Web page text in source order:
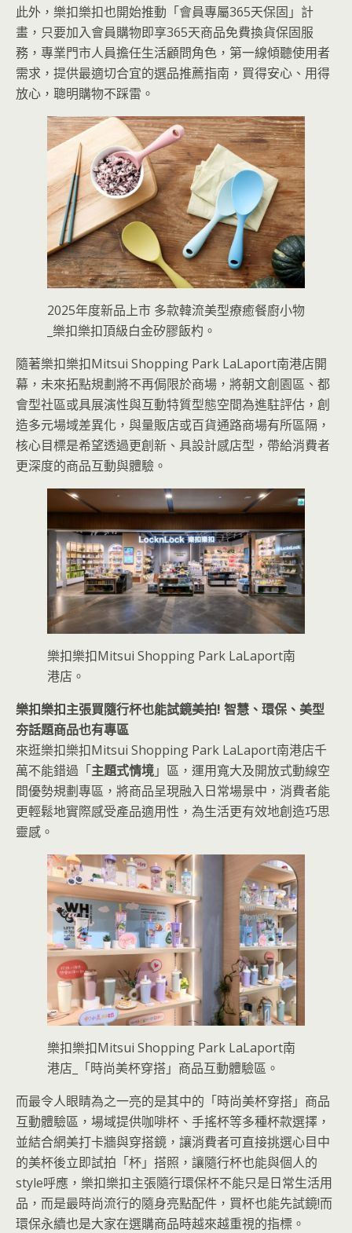
此外，樂扣樂扣也開始推動「會員專屬365天保固」計
畫，只要加入會員購物即享365天商品免費換貨保固服
務，專業門市人員擔任生活顧問角色，第一線傾聽使用者
需求，提供最適切合宜的選品推薦指南，買得安心、用得
放心，聰明購物不踩雷。
2025年度新品上市 多款韓流美型療癒餐廚小物
_樂扣樂扣頂級白金矽膠飯杓。
隨著樂扣樂扣Mitsui Shopping Park LaLaport南港店開
幕，未來拓點規劃將不再侷限於商場，將朝文創園區、都
會型社區或具展演性與互動特質型態空間為進駐評估，創
造多元場域差異化，與量販店或百貨通路商場有所區隔，
核心目標是希望透過更創新、具設計感店型，帶給消費者
更深度的商品互動與體驗。
樂扣樂扣Mitsui Shopping Park LaLaport南
港店。
樂扣樂扣主張買隨行杯也能試鏡美拍! 智慧、環保、美型
夯話題商品也有專區
來逛樂扣樂扣Mitsui Shopping Park LaLaport南港店千
萬不能錯過「主題式情境」區，運用寬大及開放式動線空
間優勢規劃專區，將商品呈現融入日常場景中，消費者能
更輕鬆地實際感受產品適用性，為生活更有效地創造巧思
靈感。
樂扣樂扣Mitsui Shopping Park LaLaport南
港店_「時尚美杯穿搭」商品互動體驗區。
而最令人眼睛為之一亮的是其中的「時尚美杯穿搭」商品
互動體驗區，場域提供咖啡杯、手搖杯等多種杯款選擇，
並結合網美打卡牆與穿搭鏡，讓消費者可直接挑選心目中
的美杯後立即試拍「杯」搭照，讓隨行杯也能與個人的
style呼應，樂扣樂扣主張隨行環保杯不能只是日常生活用
品，而是最時尚流行的隨身亮點配件，買杯也能先試鏡!而
環保永續也是大家在選購商品時越來越重視的指標。